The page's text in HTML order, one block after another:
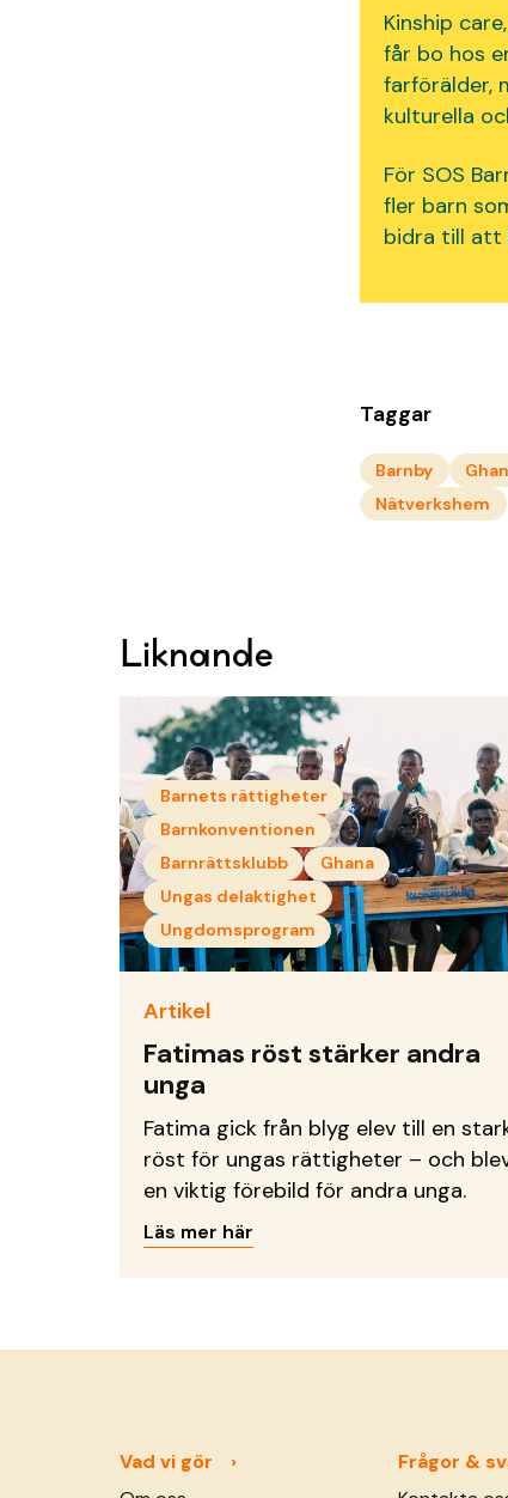
Kinship
får bo hos
farförälder,
kulturella
För SOS
fler barn
bidra till att
Taggar
Barnby
Nätverkshem
Liknande
Barnets rättigheter
Barnkonventionen
Barnrättsklubb
Ghana
Ungas delaktighet
Ungdomsprogram
Artikel
Fatimas röst stärker andra
unga
Fatima gick från blyg elev till en
röst för ungas rättigheter – och
en viktig förebild för andra unga.
Läs mer här
Vad vi gör
Frågor &